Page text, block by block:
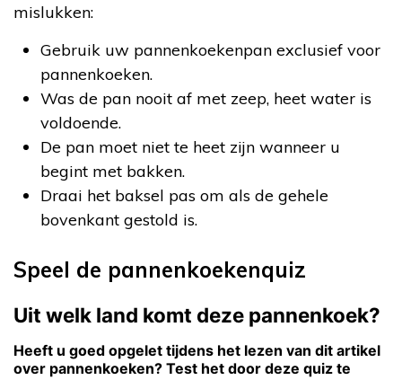
mislukken:
Gebruik uw pannenkoekenpan exclusief voor
pannenkoeken.
Was de pan nooit af met zeep, heet water is
voldoende.
De pan moet niet te heet zijn wanneer u
begint met bakken.
Draai het baksel pas om als de gehele
bovenkant gestold is.
Speel de pannenkoekenquiz